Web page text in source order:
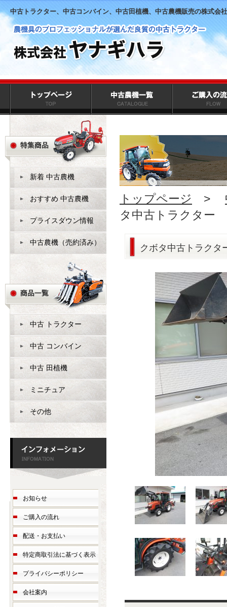
中古トラクター、中古コンバイン、中古田植機、中古農機販売の株式会
トップページ >
タ中古トラクタ
クボタ中古トラク
新着 中古農機
おすすめ 中古農機
プライスダウン情報
中古農機（売約済み）
中古 トラクター
中古 コンバイン
中古 田植機
ミニチュア
その他
お知らせ
ご購入の流れ
配送・お支払い
特定商取引法に基づく表示
プライバシーポリシー
会社案内